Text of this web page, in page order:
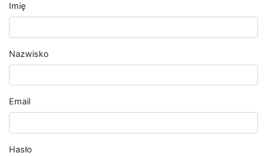
Imię
Nazwisko
Email
Hasło